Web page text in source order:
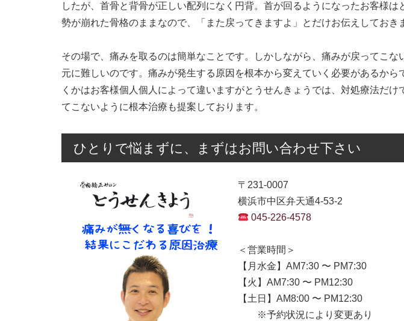
したが、首骨と背骨が正しい配列になく円背。首が回るようになったお客様は
勢が崩れた骨格のままなので、「また戻ってきますよ」とだけお伝えしておき
その場で、痛みを取るのは簡単なことです。しかしながら、痛みが戻ってこな
元に難しいのです。痛みが発生する原因を根本から変えていく必要があるから
くかはお客様個人個人によって違いますがとうせんきょうでは、対処療法だけ
てこないように根本治療も提案しております。
ひとりで悩まずに、まずはお問い合わせ下さい
〒231-0007
横浜市中区弁天通4-53-2
045-226-4578
＜営業時間＞
【月水金】AM7:30 〜 PM7:30
【火】AM7:30 〜 PM12:30
【土日】AM8:00 〜 PM12:30
※予約状況により変更あり